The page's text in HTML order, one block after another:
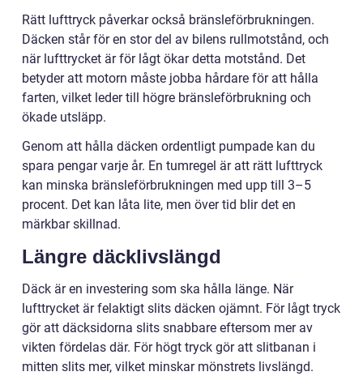
Rätt lufttryck påverkar också bränsleförbrukningen.
Däcken står för en stor del av bilens rullmotstånd, och
när lufttrycket är för lågt ökar detta motstånd. Det
betyder att motorn måste jobba hårdare för att hålla
farten, vilket leder till högre bränsleförbrukning och
ökade utsläpp.
Genom att hålla däcken ordentligt pumpade kan du
spara pengar varje år. En tumregel är att rätt lufttryck
kan minska bränsleförbrukningen med upp till 3–5
procent. Det kan låta lite, men över tid blir det en
märkbar skillnad.
Längre däcklivslängd
Däck är en investering som ska hålla länge. När
lufttrycket är felaktigt slits däcken ojämnt. För lågt tryck
gör att däcksidorna slits snabbare eftersom mer av
vikten fördelas där. För högt tryck gör att slitbanan i
mitten slits mer, vilket minskar mönstrets livslängd.